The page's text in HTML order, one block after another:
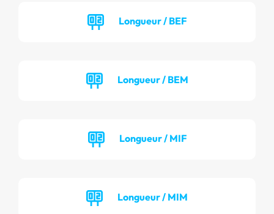
Longueur / BEF
Longueur / BEM
Longueur / MIF
Longueur / MIM